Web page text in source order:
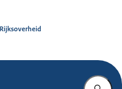
Rijksoverheid